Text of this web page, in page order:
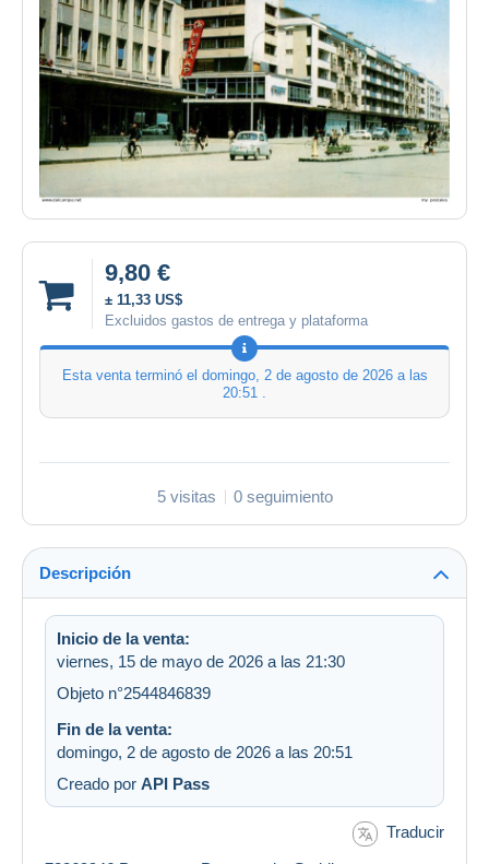
9,80 €
± 11,33 US$
Excluidos gastos de entrega y plataforma
Esta venta terminó el domingo, 2 de agosto de 2026 a las
20:51 .
5 visitas 0 seguimiento
Descripción
Inicio de la venta:
viernes, 15 de mayo de 2026 a las 21:30
Objeto n°2544846839
Fin de la venta:
domingo, 2 de agosto de 2026 a las 20:51
Creado por API Pass
Traducir